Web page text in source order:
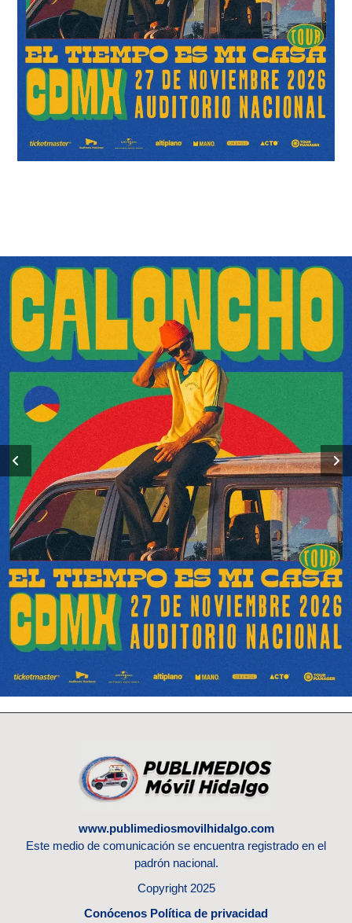
Previous Next
www.publimediosmovilhidalgo.com
Este medio de comunicación se encuentra registrado en el
padrón nacional.
Copyright 2025
Conócenos Política de privacidad